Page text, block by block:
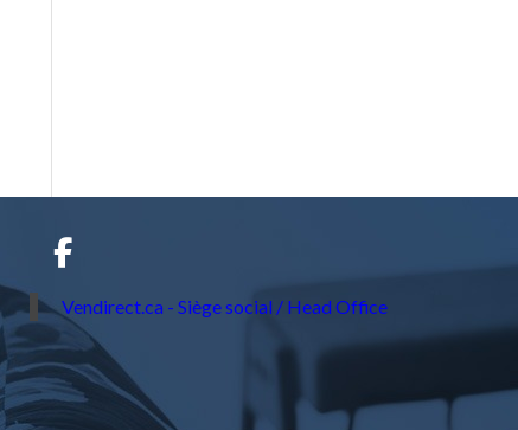
Vendirect.ca - Siège social / Head Office